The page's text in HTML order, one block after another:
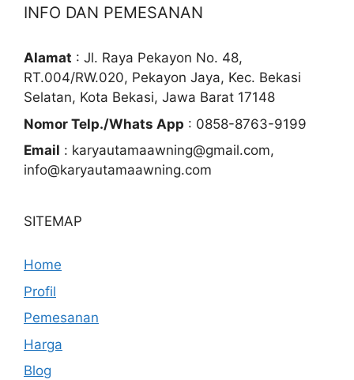
INFO DAN PEMESANAN
Alamat : Jl. Raya Pekayon No. 48,
RT.004/RW.020, Pekayon Jaya, Kec. Bekasi
Selatan, Kota Bekasi, Jawa Barat 17148
Nomor Telp./Whats App : 0858-8763-9199
Email : karyautamaawning@gmail.com,
info@karyautamaawning.com
SITEMAP
Home
Profil
Pemesanan
Harga
Blog